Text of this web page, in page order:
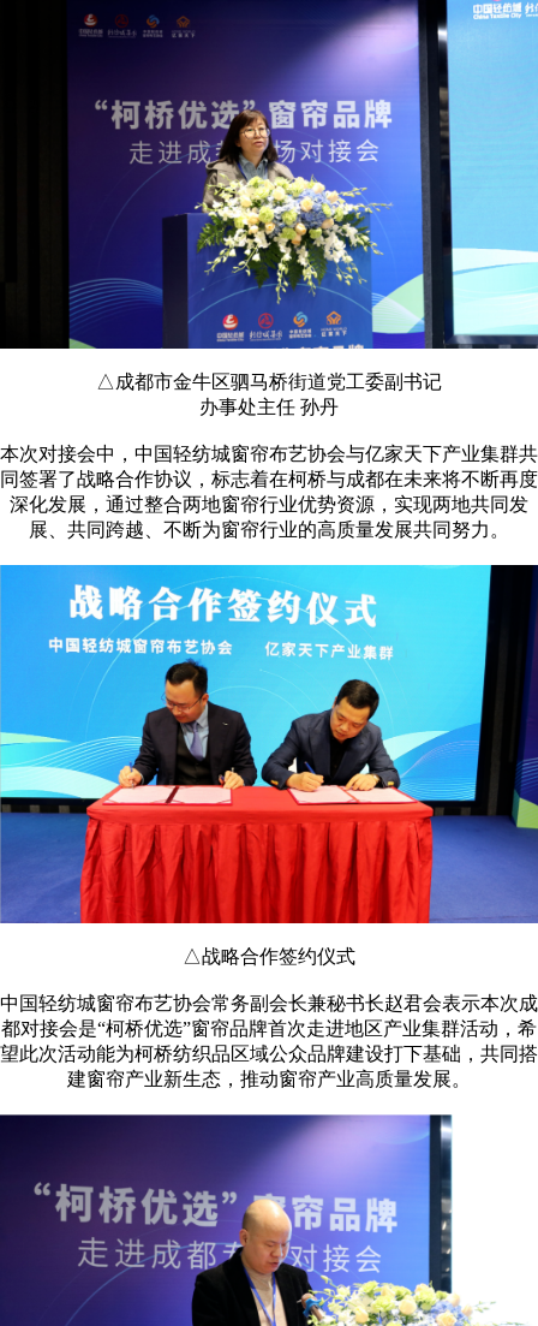
△成都市金牛区驷马桥街道党工委副书记
办事处主任 孙丹
本次对接会中，中国轻纺城窗帘布艺协会与亿家天下产业集群共
同签署了战略合作协议，标志着在柯桥与成都在未来将不断再度
深化发展，通过整合两地窗帘行业优势资源，实现两地共同发
展、共同跨越、不断为窗帘行业的高质量发展共同努力。
△战略合作签约仪式
中国轻纺城窗帘布艺协会常务副会长兼秘书长赵君会表示本次成
都对接会是“柯桥优选”窗帘品牌首次走进地区产业集群活动，希
望此次活动能为柯桥纺织品区域公众品牌建设打下基础，共同搭
建窗帘产业新生态，推动窗帘产业高质量发展。